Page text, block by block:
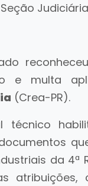
e multa
(Crea-PR).
técnico
da